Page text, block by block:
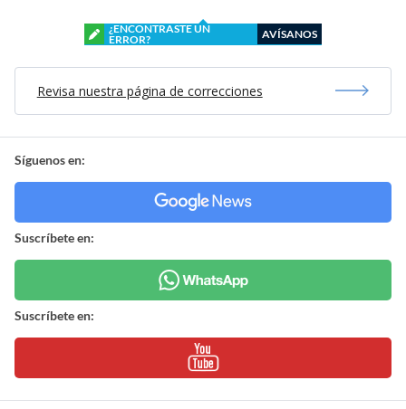
¿ENCONTRASTE UN
ERROR?
AVÍSANOS
Revisa nuestra página de correcciones
Síguenos en:
Suscríbete en:
Suscríbete en: